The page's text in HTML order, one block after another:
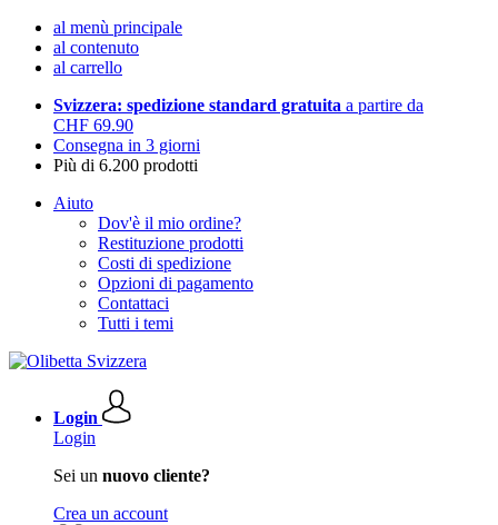
al menù principale
al contenuto
al carrello
Svizzera: spedizione standard gratuita a partire da
CHF 69.90
Consegna in 3 giorni
Più di 6.200 prodotti
Aiuto
Dov'è il mio ordine?
Restituzione prodotti
Costi di spedizione
Opzioni di pagamento
Contattaci
Tutti i temi
Login
Login
Sei un nuovo cliente?
Crea un account